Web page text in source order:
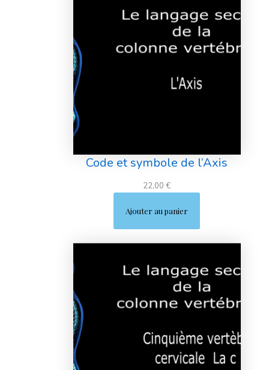
Code et symbole de l’Axis
22,00€
Ajouter au panier